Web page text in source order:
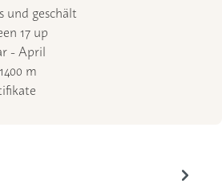
und geschält
17 up
- April
m